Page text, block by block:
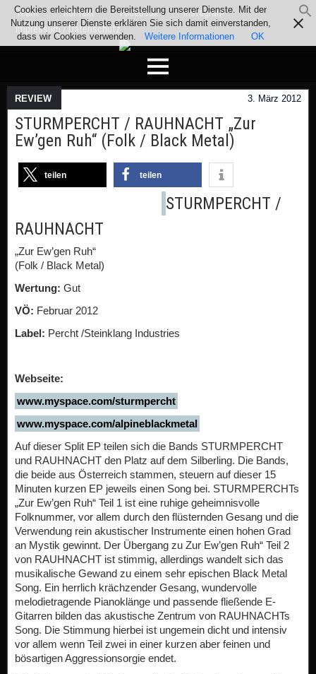
Team Kontakt Facebook
Instagram
Impressum / Datenschutz
REVIEW 3. März 2012
STURMPERCHT / RAUHNACHT „Zur
Ew’gen Ruh“ (Folk / Black Metal)
teilen teilen
STURMPERCHT /
RAUHNACHT
„Zur Ew’gen Ruh“
(Folk / Black Metal)
Wertung: Gut
VÖ: Februar 2012
Label: Percht /Steinklang Industries
Webseite:
www.myspace.com/sturmpercht
www.myspace.com/alpineblackmetal
Auf dieser Split EP teilen sich die Bands STURMPERCHT
und RAUHNACHT den Platz auf dem Silberling. Die Bands,
die beide aus Österreich stammen, steuern auf dieser 15
Minuten kurzen EP jeweils einen Song bei. STURMPERCHTs
„Zur Ew’gen Ruh“ Teil 1 ist eine ruhige geheimnisvolle
Folknummer, vor allem durch den flüsternden Gesang und die
Verwendung rein akustischer Instrumente einen hohen Grad
an Mystik gewinnt. Der Übergang zu Zur Ew’gen Ruh“ Teil 2
von RAUHNACHT ist stimmig, allerdings wandelt sich das
musikalische Gewand zu einem sehr epischen Black Metal
Song. Ein herrlich krächzender Gesang, wundervolle
melodietragende Pianoklänge und passende fließende E-
Gitarren bilden das akustische Zentrum von RAUHNACHTs
Song. Die Stimmung hierbei ist ungemein dicht und intensiv
vor allem wenn Teil zwei in einer kurzen aber feinen und
bösartigen Aggressionsorgie endet.
Cookies erleichtern die Bereitstellung unserer Dienste. Mit der
Nutzung unserer Dienste erklären Sie sich damit einverstanden,
dass wir Cookies verwenden.
Weitere Informationen OK